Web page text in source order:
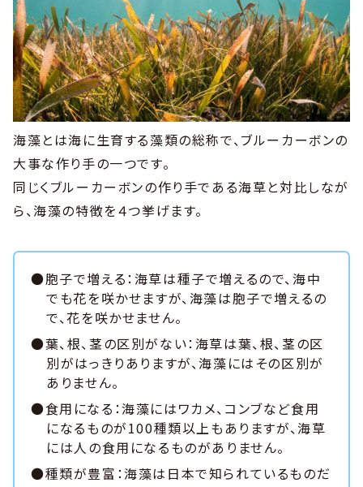
海藻とは海に生育する藻類の総称で、ブルーカーボンの
大事な作り手の一つです。
同じくブルーカーボンの作り手である海草と対比しなが
ら、海藻の特徴を４つ挙げます。
●胞子で増える：海草は種子で増えるので、海中
でも花を咲かせますが、海藻は胞子で増えるの
で、花を咲かせません。
●葉、根、茎の区別がない：海草は葉、根、茎の区
別がはっきりありますが、海藻にはその区別が
ありません。
●食用になる：海藻にはワカメ、コンブなど食用
になるものが100種類以上もありますが、海草
には人の食用になるものがありません。
●種類が豊富：海藻は日本で知られているものだ